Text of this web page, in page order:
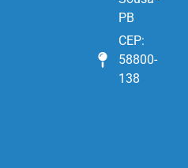
PB
CEP:
58800-
138